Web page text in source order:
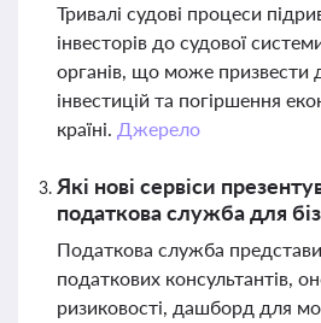
Тривалі судові процеси
інвесторів до судової
органів, що може призвести
інвестицій та погіршення
країні. Джерело
Які нові сервіси
податкова служба для
Податкова служба
податкових консультантів,
ризиковості, дашборд для